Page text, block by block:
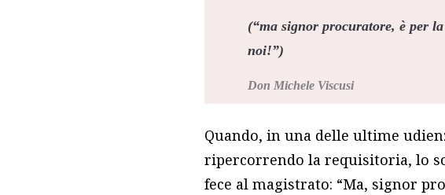
(“ma signor procuratore, è per
noi!”)
Don Michele Viscusi
Quando, in una delle ultime
ripercorrendo la requisitoria, lo
fece al magistrato: “Ma, signor